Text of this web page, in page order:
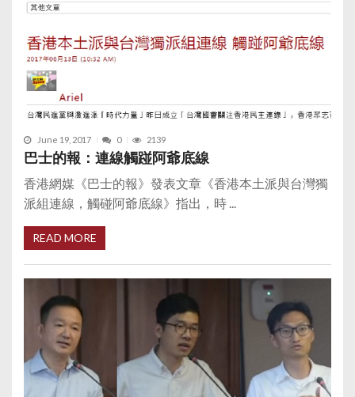
June 19, 2017 0 2139
巴士的報：連線觸踫阿爺底線
香港網媒《巴士的報》發表文章《香港本土派與台灣獨
派組連線，觸碰阿爺底線》指出，時 ...
READ MORE